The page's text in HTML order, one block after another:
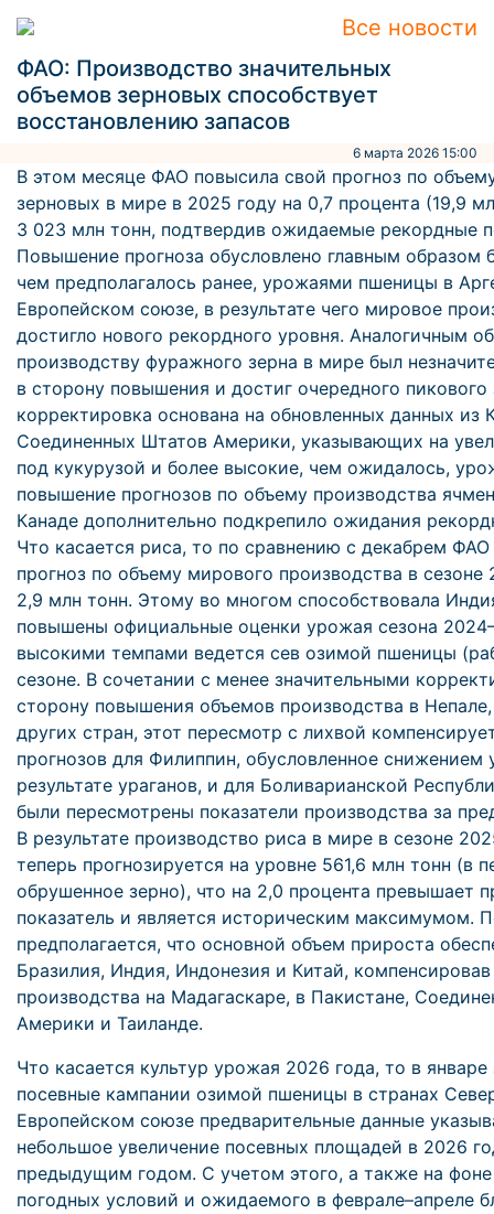
Все новости
ФАО: Производство значительных
объемов зерновых способствует
восстановлению запасов
6 марта 2026 15:00
В этом месяце ФАО повысила свой прогноз по
зерновых в мире в 2025 году на 0,7 процента (19,9
3 023 млн тонн, подтвердив ожидаемые рекордные
Повышение прогноза обусловлено главным образом
чем предполагалось ранее, урожаями пшеницы в
Европейском союзе, в результате чего мировое
достигло нового рекордного уровня. Аналогичным
производству фуражного зерна в мире был
в сторону повышения и достиг очередного пикового
корректировка основана на обновленных данных из
Соединенных Штатов Америки, указывающих на
под кукурузой и более высокие, чем ожидалось,
повышение прогнозов по объему производства
Канаде дополнительно подкрепило ожидания
Что касается риса, то по сравнению с декабрем
прогноз по объему мирового производства в сезоне
2,9 млн тонн. Этому во многом способствовала
повышены официальные оценки урожая сезона
высокими темпами ведется сев озимой пшеницы
сезоне. В сочетании с менее значительными
сторону повышения объемов производства в
других стран, этот пересмотр с лихвой
прогнозов для Филиппин, обусловленное снижением
результате ураганов, и для Боливарианской
были пересмотрены показатели производства за
В результате производство риса в мире в сезоне
теперь прогнозируется на уровне 561,6 млн тонн (в
обрушенное зерно), что на 2,0 процента превышает
показатель и является историческим максимумом.
предполагается, что основной объем прироста
Бразилия, Индия, Индонезия и Китай,
производства на Мадагаскаре, в Пакистане,
Америки и Таиланде.
Что касается культур урожая 2026 года, то в
посевные кампании озимой пшеницы в странах
Европейском союзе предварительные данные
небольшое увеличение посевных площадей в 2026
предыдущим годом. С учетом этого, а также на фоне
погодных условий и ожидаемого в феврале–апреле